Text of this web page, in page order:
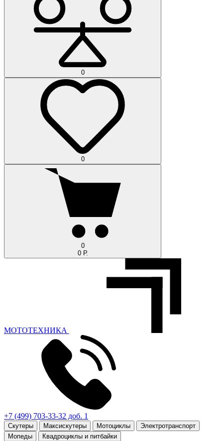
0
0
0
0 Р.
МОТОТЕХНИКА
+7 (499) 703-33-32 доб. 1
Скутеры Максискутеры Мотоциклы
Электротранспорт
Мопеды
Квадроциклы и питбайки